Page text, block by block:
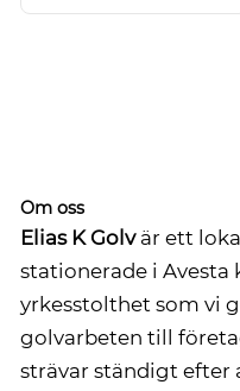
Om oss
Elias K Golvär ett
stationerade i Avesta
yrkesstolthet som vi
golvarbeten till
strävar ständigt efter